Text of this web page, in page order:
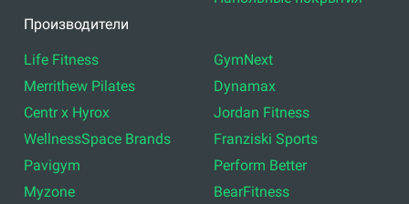
Производители
Life Fitness
Merrithew Pilates
Centr x Hyrox
WellnessSpace Brands
Pavigym
Myzone
GymNext
Dynamax
Jordan Fitness
Franziski Sports
Perform Better
BearFitness